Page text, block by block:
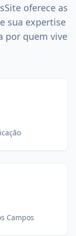
oferece as
sua expertise
por quem vive
Campos